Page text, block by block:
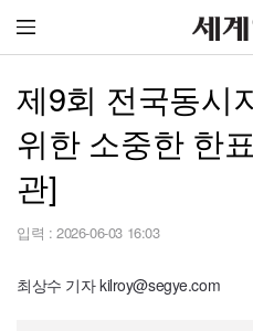
제9회 전국동시
위한 소중한 한
관]
입력 : 2026-06-03 16:03
최상수 기자 kilroy@segye.com